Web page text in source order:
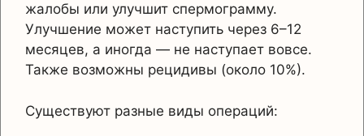
жалобы или улучшит спермограмму.
Улучшение может наступить через 6–12
месяцев, а иногда — не наступает вовсе.
Также возможны рецидивы (около 10%).
Существуют разные виды операций: